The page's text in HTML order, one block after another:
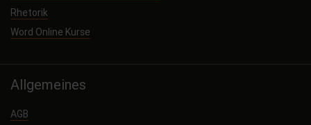
Rhetorik
Word Online Kurse
Allgemeines
AGB